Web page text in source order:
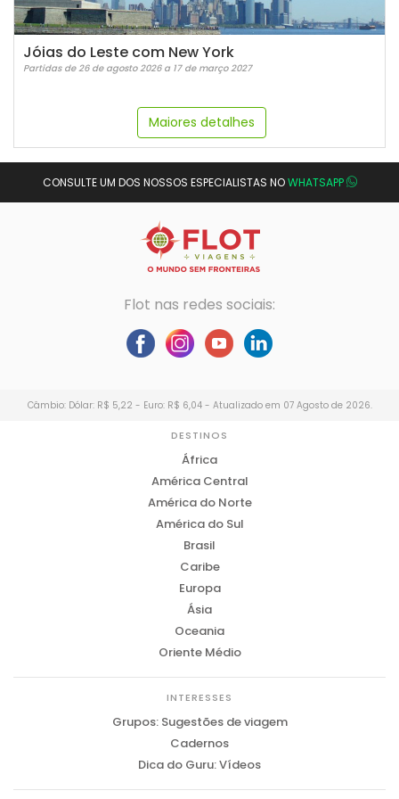
Jóias do Leste com New York
Partidas de 26 de agosto 2026 a 17 de março 2027
Maiores detalhes
CONSULTE UM DOS NOSSOS ESPECIALISTAS NOWHATSAPP
Flot nas redes sociais:
Câmbio: Dólar: R$ 5,22 - Euro: R$ 6,04 - Atualizado em 07 Agosto de 2026.
DESTINOS
África
América Central
América do Norte
América do Sul
Brasil
Caribe
Europa
Ásia
Oceania
Oriente Médio
INTERESSES
Grupos: Sugestões de viagem
Cadernos
Dica do Guru: Vídeos